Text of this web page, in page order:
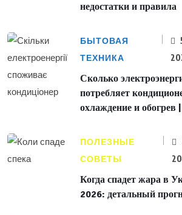
недостатки и правила
БЫТОВАЯ
ТЕХНИКА
Сколько
потребляет
охлаждение и обогрев
ПОЛЕЗНЫЕ
СОВЕТЫ
Когда спадет жара в
2026: детальный